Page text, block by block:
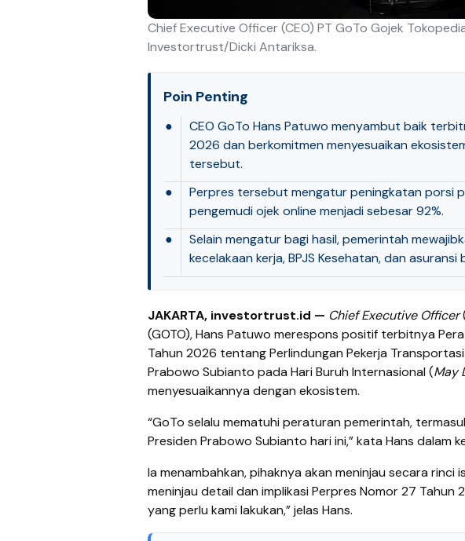
Chief Executive Officer (CEO) PT GoTo Gojek
Investortrust/Dicki Antariksa.
Poin Penting
●
CEO GoTo Hans Patuwo menyambut baik
2026 dan berkomitmen menyesuaikan
tersebut.
●
Perpres tersebut mengatur peningkatan porsi
pengemudi ojek online menjadi sebesar 92%.
●
Selain mengatur bagi hasil, pemerintah
kecelakaan kerja, BPJS Kesehatan, dan
JAKARTA, investortrust.id — Chief Executive Officer
(GOTO), Hans Patuwo merespons positif terbitnya
Tahun 2026 tentang Perlindungan Pekerja Transportasi
Prabowo Subianto pada Hari Buruh Internasional (May
menyesuaikannya dengan ekosistem.
“GoTo selalu mematuhi peraturan pemerintah,
Presiden Prabowo Subianto hari ini,” kata Hans dalam
Ia menambahkan, pihaknya akan meninjau secara rinci
meninjau detail dan implikasi Perpres Nomor 27 Tahun
yang perlu kami lakukan,” jelas Hans.